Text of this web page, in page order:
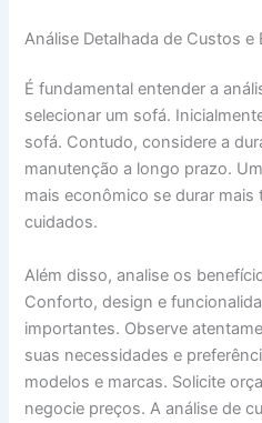
Análise Detalhada de Custos e
É fundamental entender a
selecionar um sofá.
sofá. Contudo, considere a
manutenção a longo prazo.
mais econômico se durar mais
cuidados.
Além disso, analise os
Conforto, design e
importantes. Observe
suas necessidades e
modelos e marcas. Solicite
negocie preços. A análise de